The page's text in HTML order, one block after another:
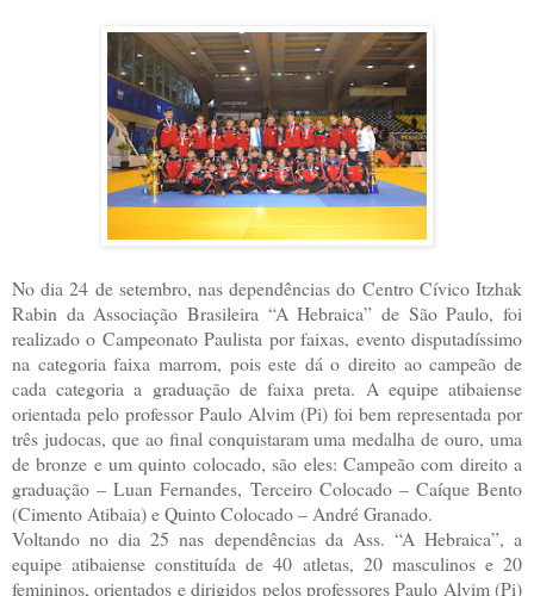
No dia 24 de setembro, nas dependências do Centro Cívico Itzhak
Rabin da Associação Brasileira “A Hebraica” de São Paulo, foi
realizado o Campeonato Paulista por faixas, evento disputadíssimo
na categoria faixa marrom, pois este dá o direito ao campeão de
cada categoria a graduação de faixa preta. A equipe atibaiense
orientada pelo professor Paulo Alvim (Pi) foi bem representada por
três judocas, que ao final conquistaram uma medalha de ouro, uma
de bronze e um quinto colocado, são eles: Campeão com direito a
graduação – Luan Fernandes, Terceiro Colocado – Caíque Bento
(Cimento Atibaia) e Quinto Colocado – André Granado.
Voltando no dia 25 nas dependências da Ass. “A Hebraica”, a
equipe atibaiense constituída de 40 atletas, 20 masculinos e 20
femininos, orientados e dirigidos pelos professores Paulo Alvim (Pi)